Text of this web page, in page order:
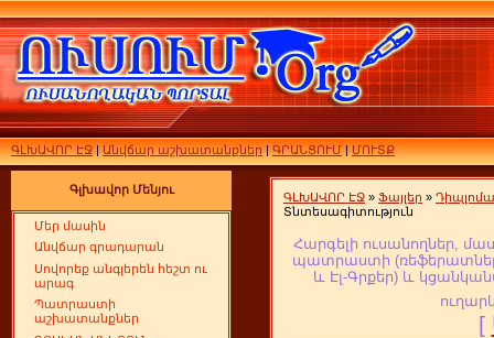
ԳԼԽԱՎՈՐ ԷՋ|Անվճար աշխատանքներ|ԳՐԱՆՑՈՒՄ|ՄՈՒՏՔ
Գլխավոր Մենյու
Մեր մասին
Անվճար գրադարան
Սովորեք անգլերեն հեշտ ու
արագ
Պատրաստի
աշխատանքներ
ԳԼԽԱՎՈՐ ԷՋ » Ֆայլեր »
Տնտեսագիտություն
Հարգելի ուսանողներ,
պատրաստի
և Էլ-Գրքեր) և
[